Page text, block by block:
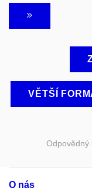
VĚTŠÍ
Odpovědný
O nás